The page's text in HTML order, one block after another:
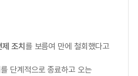
조치 를 보름여 만에 철회했다고
를 단계적으로 종료하고 오는